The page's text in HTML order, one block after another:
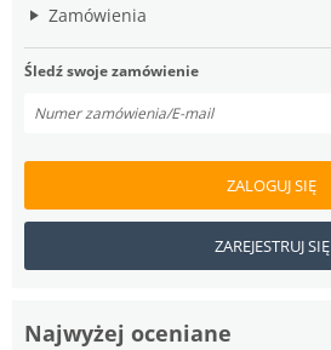
Zamówienia
Śledź swoje zamówienie
ZALOGUJ SIĘ
ZAREJESTRUJ SIĘ
Najwyżej oceniane